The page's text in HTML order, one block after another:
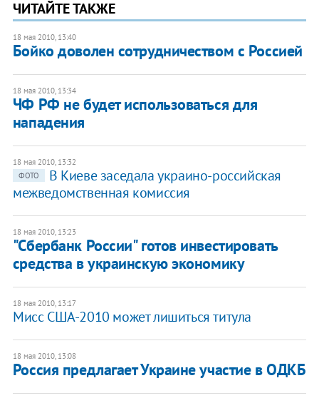
ЧИТАЙТЕ ТАКЖЕ
18 мая 2010, 13:40
Бойко доволен сотрудничеством с Россией
18 мая 2010, 13:34
ЧФ РФ не будет использоваться для
нападения
18 мая 2010, 13:32
ФОТО
В Киеве заседала украино-российская
межведомственная комиссия
18 мая 2010, 13:23
"Сбербанк России" готов инвестировать
средства в украинскую экономику
18 мая 2010, 13:17
Мисс США-2010 может лишиться титула
18 мая 2010, 13:08
Россия предлагает Украине участие в ОДКБ